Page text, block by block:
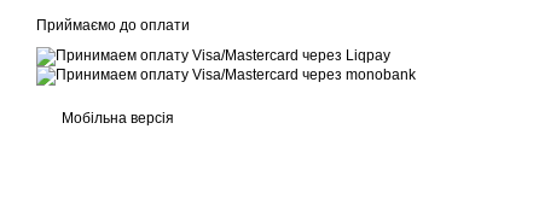
Приймаємо до оплати
Мобільна версія